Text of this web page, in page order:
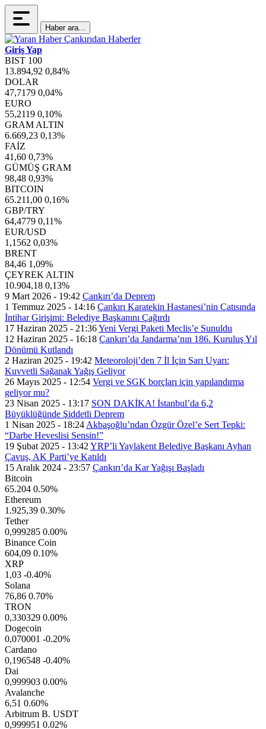
Haber ara...
Giriş Yap
BIST 100
13.894,92 0,84%
DOLAR
47,7179 0,04%
EURO
55,2119 0,10%
GRAM ALTIN
6.669,23 0,13%
FAİZ
41,60 0,73%
GÜMÜŞ GRAM
98,48 0,93%
BITCOIN
65.211,00 0,16%
GBP/TRY
64,4779 0,11%
EUR/USD
1,1562 0,03%
BRENT
84,46 1,09%
ÇEYREK ALTIN
10.904,18 0,13%
9 Mart 2026 - 19:42 Çankırı’da Deprem
1 Temmuz 2025 - 14:16 Çankırı Karatekin Hastanesi’nin Çatısında
İntihar Girişimi: Belediye Başkanını Çağırdı
17 Haziran 2025 - 21:36Yeni Vergi Paketi Meclis’e Sunuldu
12 Haziran 2025 - 16:18 Çankırı’da Jandarma’nın 186. Kuruluş Yıl
Dönümü Kutlandı
2 Haziran 2025 - 19:42 Meteoroloji’den 7 İl İçin Sarı Uyarı:
Kuvvetli Sağanak Yağış Geliyor
26 Mayıs 2025 - 12:54 Vergi ve SGK borçları için yapılandırma
geliyor mu?
23 Nisan 2025 - 13:17 SON DAKİKA! İstanbul’da 6,2
Büyüklüğünde Şiddetli Deprem
1 Nisan 2025 - 18:24 Akbaşoğlu’ndan Özgür Özel’e Sert Tepki:
“Darbe Heveslisi Sensin!”
19 Şubat 2025 - 13:42 YRP’li Yaylakent Belediye Başkanı Ayhan
Çavuş, AK Parti’ye Katıldı
15 Aralık 2024 - 23:57 Çankırı’da Kar Yağışı Başladı
Bitcoin
65.204 0.50%
Ethereum
1.925,39 0.30%
Tether
0,999285 0.00%
Binance Coin
604,09 0.10%
XRP
1,03 -0.40%
Solana
76,86 0.70%
TRON
0,330329 0.00%
Dogecoin
0,070001 -0.20%
Cardano
0,196548 -0.40%
Dai
0,999903 0.00%
Avalanche
6,51 0.60%
Arbitrum B. USDT
0,999951 0.02%